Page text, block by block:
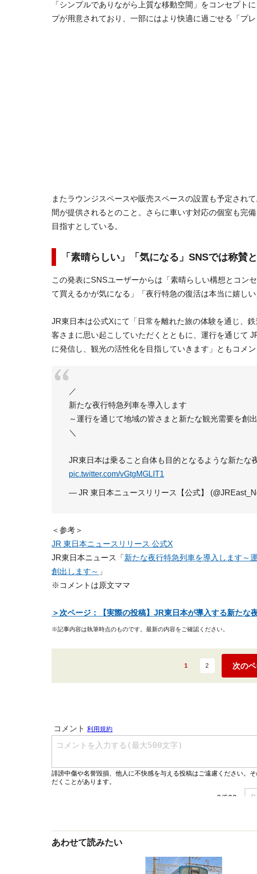
「シンプルでありながら上質な移動空間」をコンセプト
プが用意されており、一部にはより快適に過ごせる「プ
またラウンジスペースや販売スペースの設置も予定され
間が提供されるとのこと。さらに車いす対応の個室も完
目指すとしている。
「素晴らしい」「気になる」SNSでは称賛
この発表にSNSユーザーからは「素晴らしい構想とコン
て買えるかが気になる」「夜行特急の復活は本当に嬉し
JR東日本は公式Xにて「日常を離れた旅の体験を通じ、
客さまに思い起こしていただくとともに、運行を通じて
に発信し、観光の活性化を目指していきます」ともコメ
／
新たな夜行特急列車を導入します
～運行を通じて地域の皆さまと新たな観光需要を創
＼
JR東日本は乗ること自体も目的となるような新た
pic.twitter.com/vGtgMGLIT1
— JR 東日本ニュースリリース【公式】
＜参考＞
JR 東日本ニュースリリース 公式X
JR東日本ニュース「 新たな夜行特急列車を導入します～
創出します～ 」
※コメントは原文ママ
＞次ページ：【実際の投稿】JR東日本が導入する新たな
※記事内容は執筆時点のものです。最新の内容をご確認ください。
1 2 次の
あわせて読みたい